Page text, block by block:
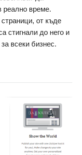
реално време.
от къде
стигнали до него и
всеки бизнес.